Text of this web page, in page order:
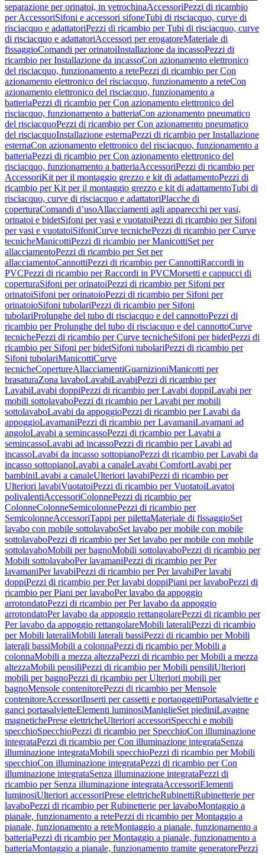
separazione per orinatoi, in vetrochinaAccessoriPezzi di ricambio
per AccessoriSifoni e accessori sifoneTubi di risciacquo, curve di
risciacquo e adattatoriPezzi di ricambio per Tubi di risciacquo, curve
di risciacquo e adattatoriAccessori per erogatoreMateriale di
fissaggioComandi per orinatoiInstallazione da incassoPezzi di
ricambio per Installazione da incassoCon azionamento elettronico
del risciacquo, funzionamento a retePezzi di ricambio per Con
azionamento elettronico del risciacquo, funzionamento a reteCon
azionamento elettronico del risciacquo, funzionamento a
batteriaPezzi di ricambio per Con azionamento elettronico del
risciacquo, funzionamento a batteriaCon azionamento pneumatico
del risciacquoPezzi di ricambio per Con azionamento pneumatico
del risciacquoInstallazione esternaPezzi di ricambio per Installazione
esternaCon azionamento elettronico del risciacquo, funzionamento a
batteriaPezzi di ricambio per Con azionamento elettronico del
risciacquo, funzionamento a batteriaAccessoriPezzi di ricambio per
AccessoriKit per il montaggio grezzo e kit di adattamentoPezzi di
ricambio per Kit per il montaggio grezzo e kit di adattamentoTubi di
risciacquo, curve di risciacquo e adattatoriPlacche di
coperturaComandi d’usoAllacciamenti agli apparecchi per vasi,
orinatoi e bidetSifoni per vasi e vuotatoiPezzi di ricambio per Sifoni
per vasi e vuotatoiSifoniCurve tecnichePezzi di ricambio per Curve
tecnicheManicottiPezzi di ricambio per ManicottiSet per
allacciamentoPezzi di ricambio per Set per
allacciamentoCannottiPezzi di ricambio per CannottiRaccordi in
PVCPezzi di ricambio per Raccordi in PVCMorsetti e cappucci di
coperturaSifoni per orinatoiPezzi di ricambio per Sifoni per
orinatoiSifoni per orinatoioPezzi di ricambio per Sifoni per
orinatoioSifoni tubolariPezzi di ricambio per Sifoni
tubolariProlunghe del tubo di risciacquo e del cannottoPezzi di
ricambio per Prolunghe del tubo di risciacquo e del cannottoCurve
tecnichePezzi di ricambio per Curve tecnicheSifoni per bidetPezzi di
ricambio per Sifoni per bidetSifoni tubolariPezzi di ricambio per
Sifoni tubolariManicottiCurve
tecnicheCopertureAllacciamentiGuarnizioniManicotti per
brasaturaZona lavaboLavabiLavabiPezzi di ricambio per
LavabiLavabi doppiPezzi di ricambio per Lavabi doppiLavabi per
mobili sottolavaboPezzi di ricambio per Lavabi per mobili
sottolavaboLavabi da appoggioPezzi di ricambio per Lavabi da
appoggioLavamaniPezzi di ricambio per LavamaniLavamani ad
angoloLavabi a semincassoPezzi di ricambio per Lavabi a
semincassoLavabi ad incassoPezzi di ricambio per Lavabi ad
incassoLavabi da incasso sottopianoPezzi di ricambio per Lavabi da
incasso sottopianoLavabi a canaleLavabi ComfortLavabi per
bambiniLavabi a canaleUlteriori lavabiPezzi di ricambio per
Ulteriori lavabiVuotatoiPezzi di ricambio per VuotatoiLavatoi
polivalentiAccessoriColonnePezzi di ricambio per
ColonneColonneSemicolonnePezzi di ricambio per
SemicolonneAccessoriTappi per pilettaMateriale di fissaggioSet
lavabo con mobile sottolavaboSet lavabo per mobile con mobile
sottolavaboPezzi di ricambio per Set lavabo per mobile con mobile
sottolavaboMobili per bagnoMobili sottolavaboPezzi di ricambio per
Mobili sottolavaboPer lavamaniPezzi di ricambio per Per
lavamaniPer lavabiPezzi di ricambio per Per lavabiPer lavabi
doppiPezzi di ricambio per Per lavabi doppiPiani per lavaboPezzi di
ricambio per Piani per lavaboPer lavabo da appoggio
arrotondatoPezzi di ricambio per Per lavabo da appoggio
arrotondatoPer lavabo da appoggio rettangolarePezzi di ricambio per
Per lavabo da appoggio rettangolareMobili lateraliPezzi di ricambio
per Mobili lateraliMobili laterali bassiPezzi di ricambio per Mobili
laterali bassiMobili a colonnaPezzi di ricambio per Mobili a
colonnaMobili a mezza altezzaPezzi di ricambio per Mobili a mezza
altezzaMobili pensiliPezzi di ricambio per Mobili pensiliUlteriori
mobili per bagnoPezzi di ricambio per Ulteriori mobili per
bagnoMensole contenitorePezzi di ricambio per Mensole
contenitoreAccessoriInserti per cassetti e portaoggettiPortasalviette e
ganci portasalvietteElementi luminosiManiglieSet piediniLavagne
magnetichePrese elettricheUlteriori accessoriSpecchi e mobili
specchioSpecchioPezzi di ricambio per SpecchioCon illuminazione
integrataPezzi di ricambio per Con illuminazione integrataSenza
illuminazione integrataMobili specchioPezzi di ricambio per Mobili
specchioCon illuminazione integrataPezzi di ricambio per Con
illuminazione integrataSenza illuminazione integrataPezzi di
ricambio per Senza illuminazione integrataAccessoriElementi
luminosiUlteriori accessoriPrese elettricheRubinettiRubinetterie per
lavaboPezzi di ricambio per Rubinetterie per lavaboMontaggio a
pianale, funzionamento a retePezzi di ricambio per Montaggio a
pianale, funzionamento a reteMontaggio a pianale, funzionamento a
batteriaPezzi di ricambio per Montaggio a pianale, funzionamento a
batteriaMontaggio a pianale, funzionamento tramite generatorePezzi